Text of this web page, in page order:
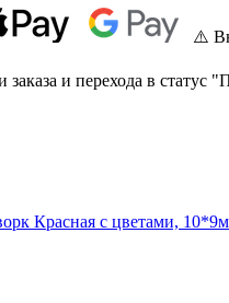
⚠️
и перехода в
Красная с цветами,